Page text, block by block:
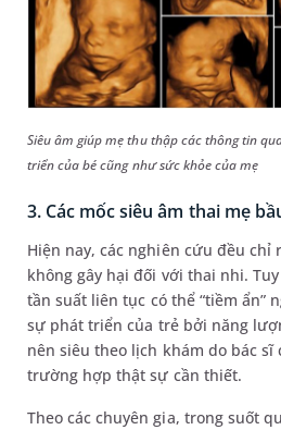
Siêu âm giúp mẹ thu thập các thông tin
triển của bé cũng như sức khỏe của mẹ
3. Các mốc siêu âm thai mẹ
Hiện nay, các nghiên cứu đều chỉ
không gây hại đối với thai nhi.
tần suất liên tục có thể “tiềm ẩn”
sự phát triển của trẻ bởi năng
nên siêu theo lịch khám do bác sĩ
trường hợp thật sự cần thiết.
Theo các chuyên gia, trong suốt